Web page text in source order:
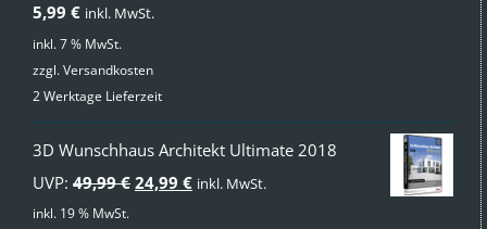
von 5
5,99 € inkl. MwSt.
inkl. 7 % MwSt.
zzgl.Versandkosten
2 Werktage Lieferzeit
3D Wunschhaus Architekt Ultimate 2018
UVP: 49,99€ Ursprünglicher
24,99 €Aktueller
inkl. MwSt.
inkl. 19 % MwSt.